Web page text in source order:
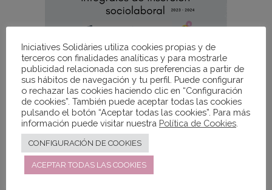
Nuestro proyecto IIE: Programa de
Itinerarios integrales de inserción
sociolaboral fue seleccionado por
Iniciatives Solidàries utiliza cookies propias y de
terceros con finalidades analíticas y para mostrarle
publicidad relacionada con sus preferencias a partir de
sus hábitos de navegación y tu perfil. Puede configurar
o rechazar las cookies haciendo clic en “Configuración
de cookies”. También puede aceptar todas las cookies
pulsando el botón “Aceptar todas las cookies”. Para más
información puede visitar nuestra Política de Cookies
CONFIGURACIÓN DE COOKIES
ACEPTAR TODAS LAS COOKIES